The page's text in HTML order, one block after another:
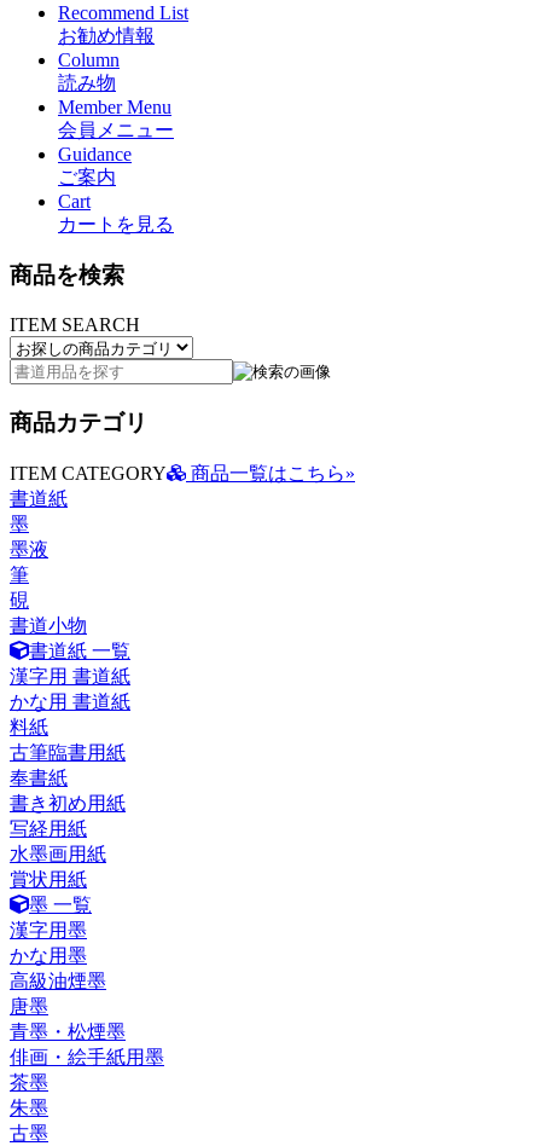
Recommend List
お勧め情報
Column
読み物
Member Menu
会員メニュー
Guidance
ご案内
Cart
カートを見る
商品を検索
ITEM SEARCH
商品カテゴリ
ITEM CATEGORY
商品一覧はこちら»
書道紙
墨
墨液
筆
硯
書道小物
書道紙 一覧
漢字用 書道紙
かな用 書道紙
料紙
古筆臨書用紙
奉書紙
書き初め用紙
写経用紙
水墨画用紙
賞状用紙
墨 一覧
漢字用墨
かな用墨
高級油煙墨
唐墨
青墨・松煙墨
俳画・絵手紙用墨
茶墨
朱墨
古墨